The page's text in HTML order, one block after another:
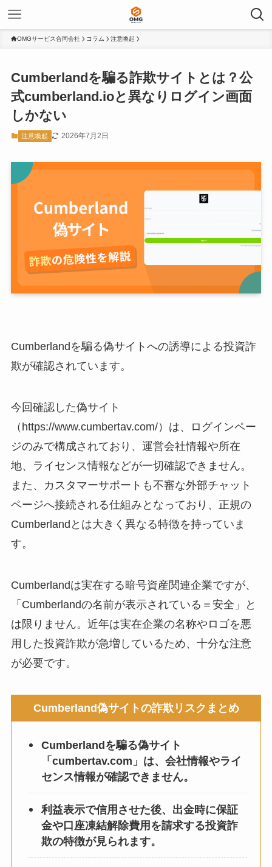
OMGサービス合同会社 コラム 注意喚起
Cumberlandを騙る詐欺サイトとは？公
式cumberland.ioと異なりログイン画面
しかない
注意喚起 2026年7月2日
Cumberlandを騙る偽サイトへの誘導による投資詐
欺が確認されています。
今回確認した偽サイト
（https://www.cumbertav.com/）は、ログインペー
ジのみで構成されており、運営会社情報や所在
地、ライセンス情報などが一切確認できません。
また、カスタマーサポートも不審な外部チャット
ページへ接続される仕組みとなっており、正規の
Cumberlandとは大きく異なる特徴を持っていま
す。
Cumberlandは実在する暗号資産関連企業ですが、
「Cumberlandの名前が表示されている＝安全」と
は限りません。近年は実在企業の名称やロゴを悪
用した投資詐欺が急増しているため、十分な注意
が必要です。
Cumberland偽サイトの詐欺リスクまとめ
Cumberlandを騙る偽サイト
「cumbertav.com」は、会社情報やライ
センス情報が確認できません。
利益表示で信用させた後、出金時に保証
金や口座凍結解除費用を請求する投資詐
欺の特徴が見られます。